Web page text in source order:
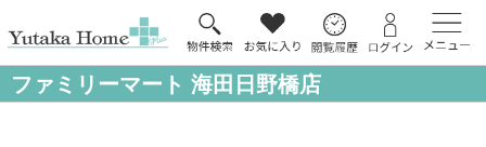
ファミリーマート 海田日野橋店